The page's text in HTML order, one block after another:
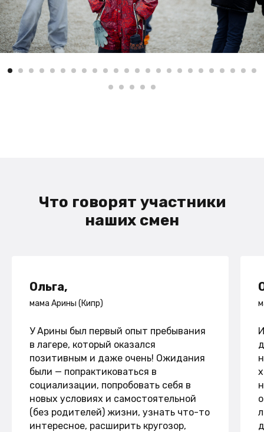
Что говорят участники
наших смен
Ольга,
мама Арины (Кипр)
У Арины был первый опыт пребывания
в лагере, который оказался
позитивным и даже очень! Ожидания
были — попрактиковаться в
социализации, попробовать себя в
новых условиях и самостоятельной
(без родителей) жизни, узнать что-то
интересное, расширить кругозор,